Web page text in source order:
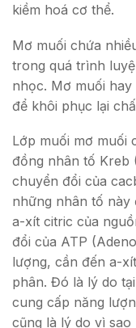
kiềm hoá cơ thể.
Mơ muối chứa
trong quá trình
nhọc. Mơ muối
để khôi phục lại
Lớp muối mơ muối
đồng nhân tố Kreb
chuyển đổi của
những nhân tố này
a-xít citric của
đổi của ATP
lượng, cần đến a-
phân. Đó là lý do
cung cấp năng
cũng là lý do vì